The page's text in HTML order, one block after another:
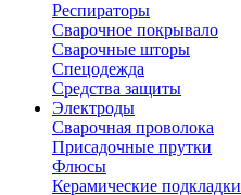
Респираторы
Сварочное покрывало
Сварочные шторы
Спецодежда
Средства защиты
Электроды
Сварочная проволока
Присадочные прутки
Флюсы
Керамические подкладки